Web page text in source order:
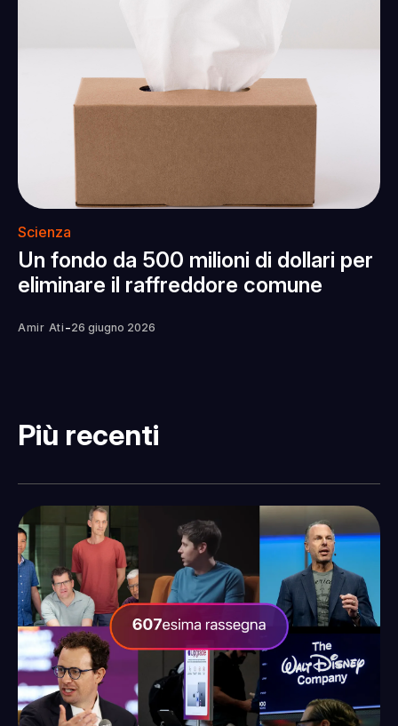
Scienza
Un fondo da 500 milioni di dollari per
eliminare il raffreddore comune
Amir Ati -26 giugno 2026
Più recenti